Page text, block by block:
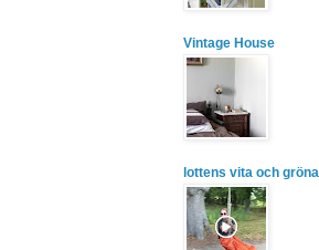
Vintage House
lottens vita och gröna